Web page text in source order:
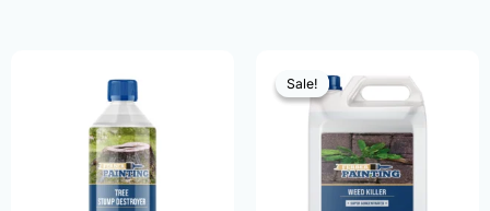
Sale!
Sale!